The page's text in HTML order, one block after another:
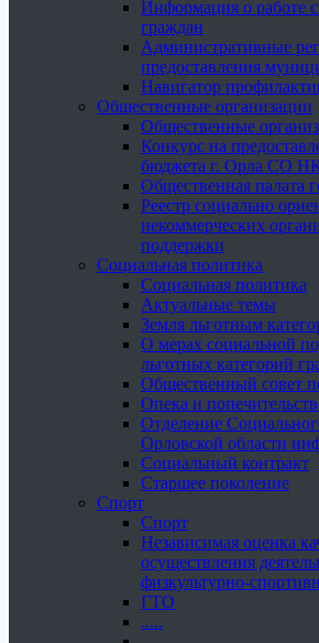
Информация о работе
граждан
Административные
предоставления
Навигатор
Общественные организации
Общественные
Конкурс на
бюджета г. Орла СО
Общественная палата
Реестр социально
некоммерческих
поддержки
Социальная политика
Социальная политика
Актуальные темы
Земля льготным
О мерах социальной
льготных категорий
Общественный совет
Опека и
Отделение
Орловской области
Социальный контракт
Старшее поколение
Спорт
Спорт
Независимая оценка
осуществления
физкультурно-
ГТО
.....